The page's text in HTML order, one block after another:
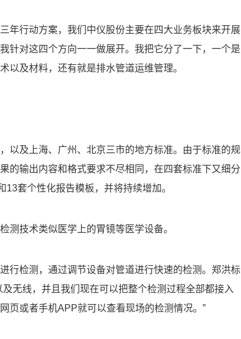
年行动方案，我们中仪股份主要在四大业务板块来开展
针对这四个方向一一做展开。我把它分了一下，一个是
以及材料，还有就是排水管道运维管理。
以及上海、广州、北京三市的地方标准。由于标准的规
的输出内容和格式要求不尽相同，在四套标准下又细分
套个性化报告模板，并将持续增加。
测技术类似医学上的胃镜等医学设备。
行检测，通过调节设备对管道进行快速的检测。郑洪标
无线，并且我们现在可以把整个检测过程全部都接入
页或者手机APP就可以查看现场的检测情况。”